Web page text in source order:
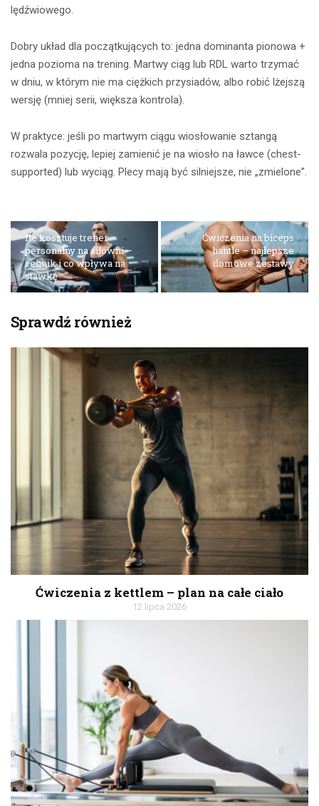
lędźwiowego.
Dobry układ dla początkujących to: jedna dominanta pionowa +
jedna pozioma na trening. Martwy ciąg lub RDL warto trzymać
w dniu, w którym nie ma ciężkich przysiadów, albo robić lżejszą
wersję (mniej serii, większa kontrola).
W praktyce: jeśli po martwym ciągu wiosłowanie sztangą
rozwala pozycję, lepiej zamienić je na wiosło na ławce (chest-
supported) lub wyciąg. Plecy mają być silniejsze, nie „zmielone”.
Ile kosztuje trener
personalny na siłowni –
cennik i co wpływa na
stawkę
Ćwiczenia na biceps
hantle – najlepsze
domowe zestawy
Sprawdź również
Ćwiczenia z kettlem – plan na całe ciało
12 lipca 2026